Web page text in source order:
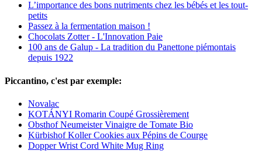
L’importance des bons nutriments chez les bébés et les tout-
petits
Passez à la fermentation maison !
Chocolats Zotter - L'Innovation Paie
100 ans de Galup - La tradition du Panettone piémontais
depuis 1922
Piccantino, c'est par exemple:
Novalac
KOTÁNYI Romarin Coupé Grossièrement
Obsthof Neumeister Vinaigre de Tomate Bio
Kürbishof Koller Cookies aux Pépins de Courge
Dopper Wrist Cord White Mug Ring